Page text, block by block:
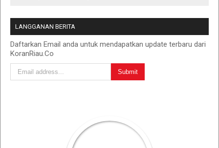
LANGGANAN BERITA
Daftarkan Email anda untuk mendapatkan update terbaru dari
KoranRiau.Co